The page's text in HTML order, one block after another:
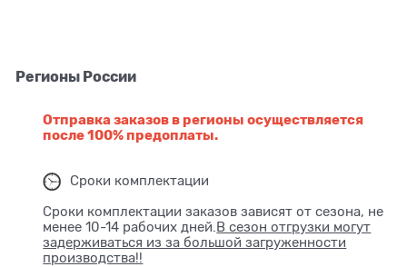
Регионы России
Отправка заказов в регионы осуществляется
после 100% предоплаты.
Сроки комплектации
Сроки комплектации заказов зависят от сезона, не
менее 10-14 рабочих дней.В сезон отгрузки могут
задерживаться из за большой загруженности
производства!!